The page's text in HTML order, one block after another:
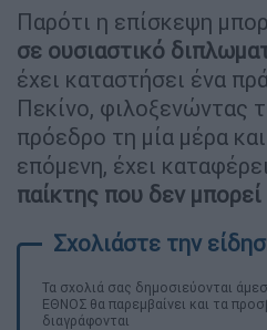
Παρότι η επίσκεψη
σε ουσιαστικό
έχει καταστήσει ένα
Πεκίνο, φιλοξενώντας
πρόεδρο τη μία μέρα
επόμενη, έχει
παίκτης που δεν μπορεί
Τα σχολιά σας δημοσιεύονται
ΕΘΝΟΣ θα παρεμβαίνει και τα
διαγράφονται